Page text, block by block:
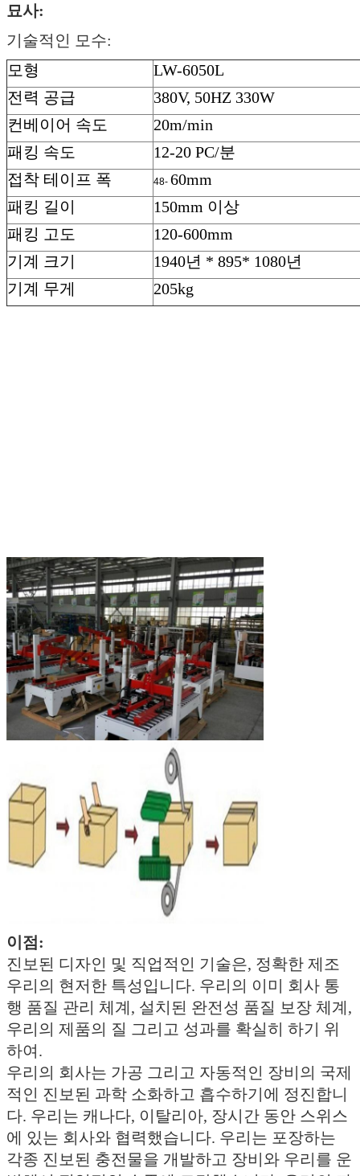
묘사:
기술적인 모수:
모형
LW-6050L
전력 공급
380V, 50HZ 330W
컨베이어 속도
20m/min
패킹 속도
12-20 PC/분
접착 테이프 폭
48- 60mm
패킹 길이
150mm 이상
패킹 고도
120-600mm
기계 크기
1940년 * 895* 1080년
기계 무게
205kg
이점:
진보된 디자인 및 직업적인 기술은, 정확한 제조
우리의 현저한 특성입니다. 우리의 이미 회사 통
행 품질 관리 체계, 설치된 완전성 품질 보장 체계,
우리의 제품의 질 그리고 성과를 확실히 하기 위
하여.
우리의 회사는 가공 그리고 자동적인 장비의 국제
적인 진보된 과학 소화하고 흡수하기에 정진합니
다. 우리는 캐나다, 이탈리아, 장시간 동안 스위스
에 있는 회사와 협력했습니다. 우리는 포장하는
각종 진보된 충전물을 개발하고 장비와 우리를 운